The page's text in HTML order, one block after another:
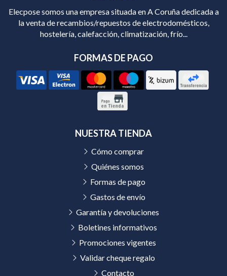
Elecpose somos una empresa situada en A Coruña dedicada a
la venta de recambios/repuestos de electrodomésticos,
hostelería, calefacción, climatización, frío...
FORMAS DE PAGO
NUESTRA TIENDA
Cómo comprar
Quiénes somos
Formas de pago
Gastos de envío
Garantía y devoluciones
Boletines informativos
Promociones vigentes
Validar cheque regalo
Contacto